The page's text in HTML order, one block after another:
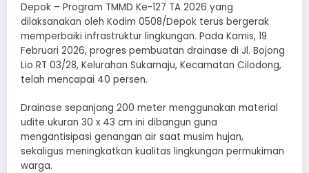
Depok – Program TMMD Ke-127 TA 2026 yang
dilaksanakan oleh Kodim 0508/Depok terus bergerak
memperbaiki infrastruktur lingkungan. Pada Kamis, 19
Februari 2026, progres pembuatan drainase di Jl. Bojong
Lio RT 03/28, Kelurahan Sukamaju, Kecamatan Cilodong,
telah mencapai 40 persen.
Drainase sepanjang 200 meter menggunakan material
udite ukuran 30 x 43 cm ini dibangun guna
mengantisipasi genangan air saat musim hujan,
sekaligus meningkatkan kualitas lingkungan permukiman
warga.